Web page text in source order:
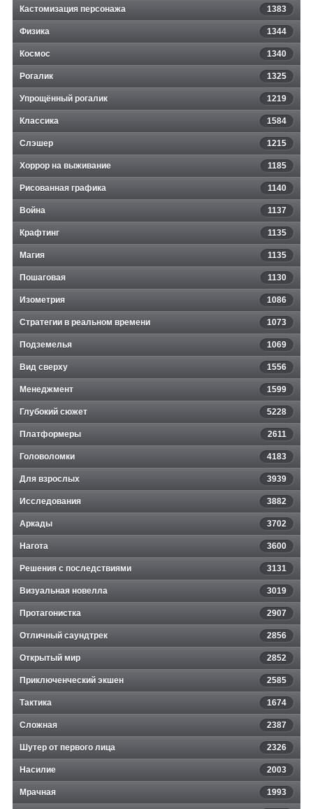
Кастомизация персонажа 1383
Физика 1344
Космос 1340
Рогалик 1325
Упрощённый рогалик 1219
Классика 1584
Слэшер 1215
Хоррор на выживание 1185
Рисованная графика 1140
Война 1137
Крафтинг 1135
Магия 1135
Пошаговая 1130
Изометрия 1086
Стратегии в реальном времени 1073
Подземелья 1069
Вид сверху 1556
Менеджмент 1599
Глубокий сюжет 5228
Платформеры 2611
Головоломки 4183
Для взрослых 3939
Исследования 3882
Аркады 3702
Нагота 3600
Решения с последствиями 3131
Визуальная новелла 3019
Протагонистка 2907
Отличный саундтрек 2856
Открытый мир 2852
Приключенческий экшен 2585
Тактика 1674
Сложная 2387
Шутер от первого лица 2326
Насилие 2003
Мрачная 1993